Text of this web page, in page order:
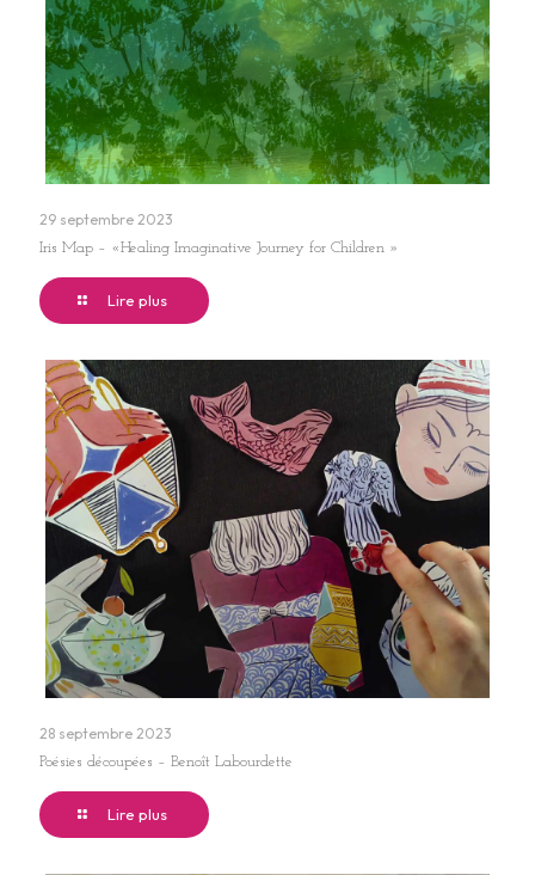
29 septembre 2023
Iris Map – «Healing Imaginative Journey for Children »
Lire plus
28 septembre 2023
Poésies découpées – Benoît Labourdette
Lire plus